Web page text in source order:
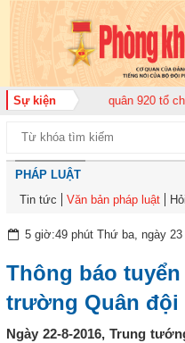
Sự kiện
đoàn Không quân 920 tổ chức
PHÁP LUẬT
Tin tức
Văn bản pháp luật
5 giờ:49 phút Thứ ba, ngày 23
Thông báo
trường Quân đội
Ngày 22-8-2016, Trung